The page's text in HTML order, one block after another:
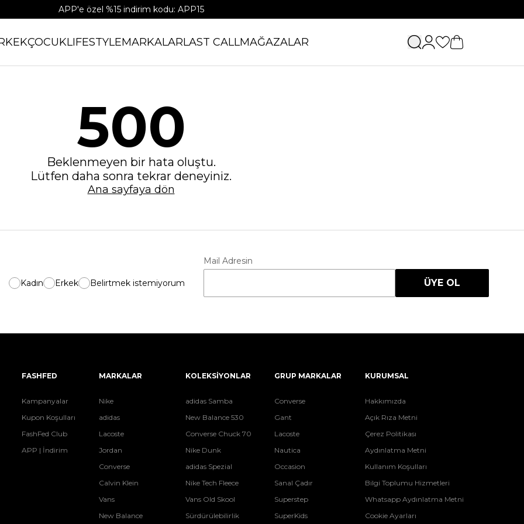
APP'e özel %15 indirim kodu: APP15
ÇOCUKLIFESTYLEMARKALARLAST CALLMAĞAZALAR
500
Beklenmeyen bir hata oluştu.
Lütfen daha sonra tekrar deneyiniz.
Ana sayfaya dön
Kadın Erkek Belirtmek istemiyorum
Mail Adresin
ÜYE OL
FASHFED
Kampanyalar
Kupon Koşulları
FashFed Club
APP | İndirim
MARKALAR
Nike
adidas
Lacoste
Jordan
Converse
Calvin Klein
Vans
New Balance
KOLEKSİYONLAR
adidas Samba
New Balance 530
Converse Chuck 70
Nike Dunk
adidas Spezial
Nike Tech Fleece
Vans Old Skool
Sürdürülebilirlik
GRUP MARKALAR
Converse
Gant
Lacoste
Nautica
Occasion
Sanal Çadır
Superstep
SuperKids
KURUMSAL
Hakkımızda
Açık Rıza Metni
Çerez Politikası
Aydınlatma Metni
Kullanım Koşulları
Bilgi Toplumu Hizmetleri
Whatsapp Aydınlatma Metni
Cookie Ayarları